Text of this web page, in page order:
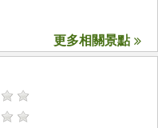
更多相關景點